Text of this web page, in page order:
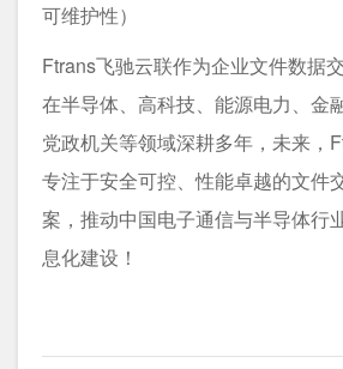
可维护性）
Ftrans飞驰云联作为企业文件数据
在半导体、高科技、能源电力、金
党政机关等领域深耕多年，未来，
专注于安全可控、性能卓越的文件
案，推动中国电子通信与半导体行
息化建设！